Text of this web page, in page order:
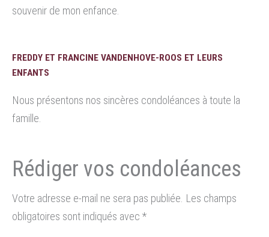
souvenir de mon enfance.
FREDDY ET FRANCINE VANDENHOVE-ROOS ET LEURS
ENFANTS
Nous présentons nos sincères condoléances à toute la
famille.
Votre adresse e-mail ne sera pas publiée. Les champs
obligatoires sont indiqués avec *